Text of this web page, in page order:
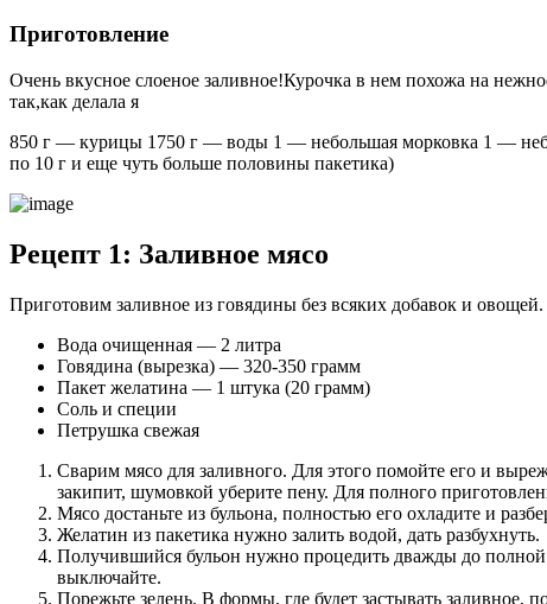
Приготовление
Очень вкусное слоеное заливное!Курочка в нем похожа на
так,как делала я
850 г — курицы 1750 г — воды 1 — небольшая морковка 1 —
по 10 г и еще чуть больше половины пакетика)
Рецепт 1: Заливное мясо
Приготовим заливное из говядины без всяких добавок и
Вода очищенная — 2 литра
Говядина (вырезка) — 320-350 грамм
Пакет желатина — 1 штука (20 грамм)
Соль и специи
Петрушка свежая
Сварим мясо для заливного. Для этого помойте его и
закипит, шумовкой уберите пену. Для полного
Мясо достаньте из бульона, полностью его охладите и
Желатин из пакетика нужно залить водой, дать разбухнуть.
Получившийся бульон нужно процедить дважды до полной
выключайте.
Порежьте зелень. В формы, где будет застывать